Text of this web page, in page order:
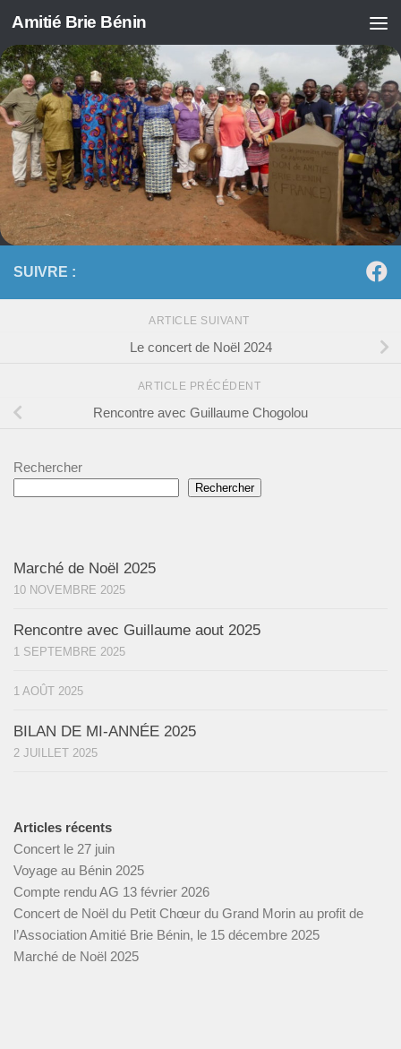
Skip to content
Amitié Brie Bénin
SUIVRE :
ARTICLE SUIVANT
Le concert de Noël 2024
ARTICLE PRÉCÉDENT
Rencontre avec Guillaume Chogolou
Rechercher
Rechercher
Marché de Noël 2025
10 NOVEMBRE 2025
Rencontre avec Guillaume aout 2025
1 SEPTEMBRE 2025
1 AOÛT 2025
BILAN DE MI-ANNÉE 2025
2 JUILLET 2025
Articles récents
Concert le 27 juin
Voyage au Bénin 2025
Compte rendu AG 13 février 2026
Concert de Noël du Petit Chœur du Grand Morin au profit de
l’Association Amitié Brie Bénin, le 15 décembre 2025
Marché de Noël 2025